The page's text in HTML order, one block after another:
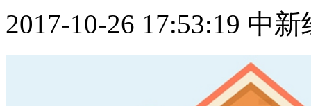
2017-10-26 17:53:19 中新